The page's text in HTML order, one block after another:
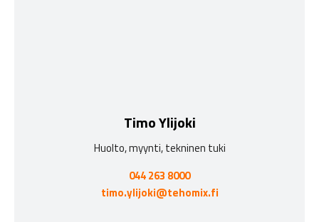
Timo Ylijoki
Huolto, myynti, tekninen tuki
044 263 8000
timo.ylijoki@tehomix.fi